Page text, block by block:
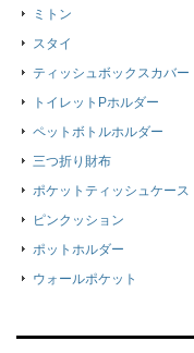
ミトン
スタイ
ティッシュボックスカバー
トイレットPホルダー
ペットボトルホルダー
三つ折り財布
ポケットティッシュケース
ピンクッション
ポットホルダー
ウォールポケット